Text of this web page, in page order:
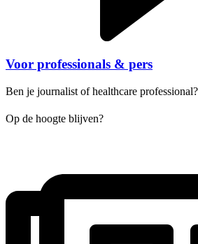
Voor professionals & pers
Ben je journalist of healthcare
Op de hoogte blijven?